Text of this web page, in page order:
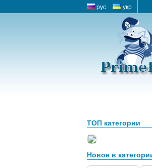
рус укр
ТОП категории
Новое в